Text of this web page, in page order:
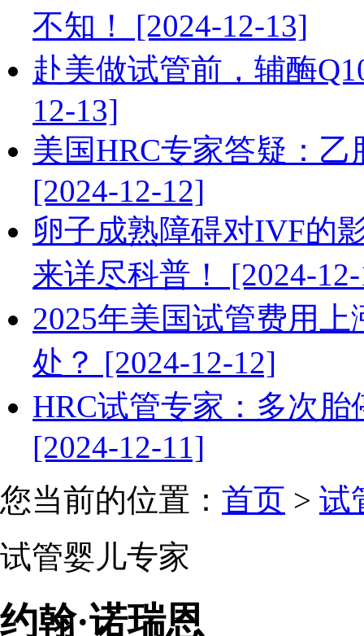
不知！ [2024-12-13]
赴美做试管前，辅酶
12-13]
美国HRC专家答疑：
[2024-12-12]
卵子成熟障碍对IVF的
来详尽科普！ [2024-
2025年美国试管费用
处？ [2024-12-12]
HRC试管专家：多次
[2024-12-11]
您当前的位置： 首页 > 试
试管婴儿专家
约翰·诺瑞恩